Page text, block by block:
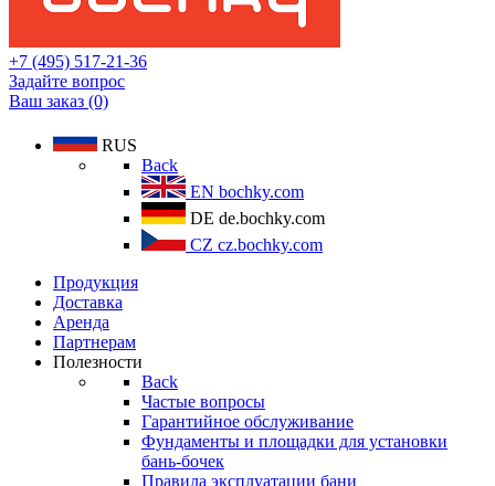
+7 (495) 517-21-36
Задайте вопрос
Ваш заказ (0)
RUS
Back
EN bochky.com
DE de.bochky.com
CZ cz.bochky.com
Продукция
Доставка
Аренда
Партнерам
Полезности
Back
Частые вопросы
Гарантийное обслуживание
Фундаменты и площадки для установки
бань-бочек
Правила эксплуатации бани